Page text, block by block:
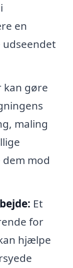
en
kan gøre
maling
mod
Et
for
hjælpe